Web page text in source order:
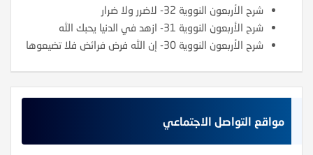
شرح الأربعون النووية 32- لاضرر ولا ضرار
شرح الأربعون النووية 31- ازهد في الدنيا يحبك الله
شرح الأربعون النووية 30- إن الله فرض فرائض فلا تضيعوها
مواقع التواصل الاجتماعي